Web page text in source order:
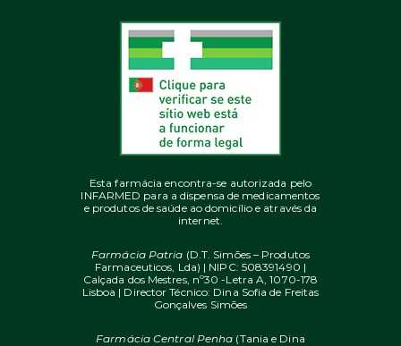
Esta farmácia encontra-se autorizada pelo
INFARMED para a dispensa de medicamentos
e produtos de saúde ao domicílio e através da
internet.
Farmácia Patria (D.T. Simões – Produtos
Farmaceuticos, Lda) | NIPC: 508391490 |
Calçada dos Mestres, nº30 -Letra A, 1070-178
Lisboa | Director Técnico: Dina Sofia de Freitas
Gonçalves Simões
Farmácia Central Penha (Tania e Dina